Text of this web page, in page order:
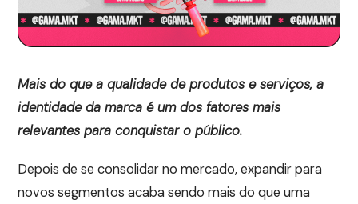
Mais do que a qualidade de produtos e serviços, a
identidade da marca é um dos fatores mais
relevantes para conquistar o público.
Depois de se consolidar no mercado, expandir para
novos segmentos acaba sendo mais do que uma